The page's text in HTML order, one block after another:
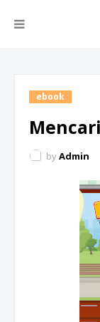
ebook
byAdmin